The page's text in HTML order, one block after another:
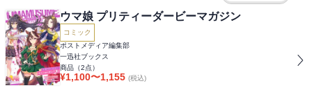
ウマ娘 プリティーダービーマガジン
コミック
ポストメディア編集部
一迅社ブックス
商品（2点）
¥1,100〜1,155 (税込)